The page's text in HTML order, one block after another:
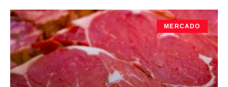
MERCADO